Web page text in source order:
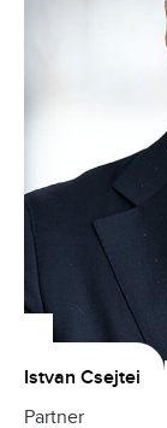
Istvan Csejtei
Partner